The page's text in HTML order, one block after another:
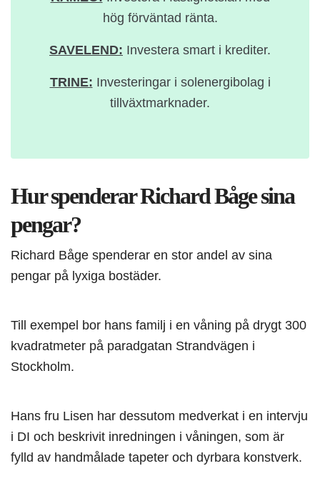
hög förväntad ränta.
SAVELEND: Investera smart i krediter.
TRINE: Investeringar i solenergibolag i
tillväxtmarknader.
Hur spenderar Richard Båge sina
pengar?
Richard Båge spenderar en stor andel av sina
pengar på lyxiga bostäder.
Till exempel bor hans familj i en våning på drygt 300
kvadratmeter på paradgatan Strandvägen i
Stockholm.
Hans fru Lisen har dessutom medverkat i en intervju
i DI och beskrivit inredningen i våningen, som är
fylld av handmålade tapeter och dyrbara konstverk.